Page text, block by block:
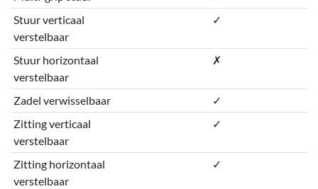
Stuur verticaal
verstelbaar
✓
Stuur horizontaal
verstelbaar
✗
Zadel verwisselbaar
✓
Zitting verticaal
verstelbaar
✓
Zitting horizontaal
verstelbaar
✓